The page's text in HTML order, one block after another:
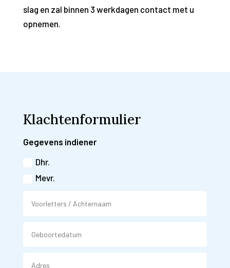
slag en zal binnen 3 werkdagen contact met u
opnemen.
Klachtenformulier
Gegevens indiener
Dhr.
Mevr.